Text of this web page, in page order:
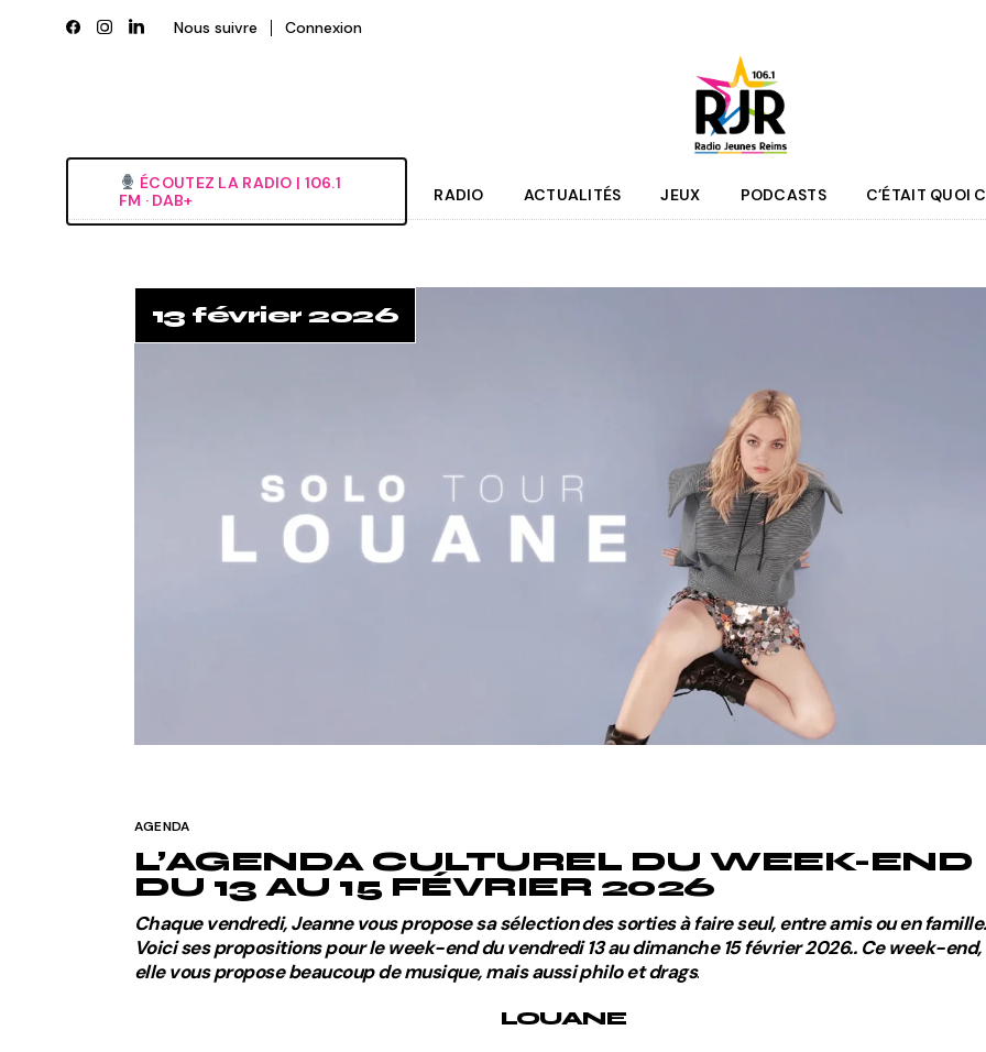
Nous suivre Connexion
ÉCOUTEZ LA RADIO‎ | ‎106.1
FM · DAB+
RADIO ACTUALITÉS
Divers
JEUX PODCASTS C’ÉTAIT QUOI
13 février 2026
AGENDA
L’AGENDA CULTUREL DU WEEK-END
DU 13 AU 15 FÉVRIER 2026
Chaque vendredi, Jeanne vous propose sa sélection des sorties à faire seul, entre amis ou en famille.
Voici ses propositions pour le week-end du vendredi 13 au dimanche 15 février 2026.. Ce week-end,
elle vous propose beaucoup de musique, mais aussi philo et drags.
LOUANE